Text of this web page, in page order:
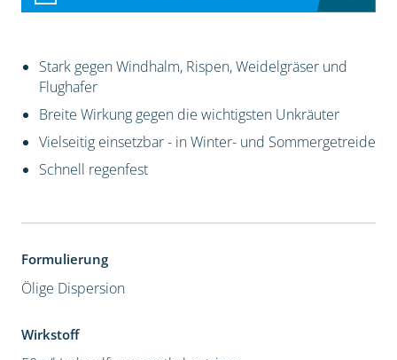
Stark gegen Windhalm, Rispen, Weidelgräser und
Flughafer
Breite Wirkung gegen die wichtigsten Unkräuter
Vielseitig einsetzbar - in Winter- und Sommergetreide
Schnell regenfest
Formulierung
Ölige Dispersion
Wirkstoff